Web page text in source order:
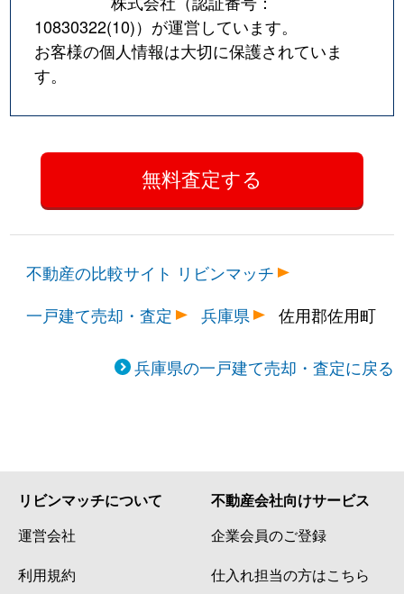
10830322(10)）が運営しています。
お客様の個人情報は大切に保護されていま
す。
不動産の比較サイト リビンマッチ
一戸建て売却・査定
兵庫県 佐用郡佐用町
兵庫県の一戸建て売却・査定に戻る
リビンマッチについて
運営会社
利用規約
不動産会社向けサービス
企業会員のご登録
仕入れ担当の方はこちら